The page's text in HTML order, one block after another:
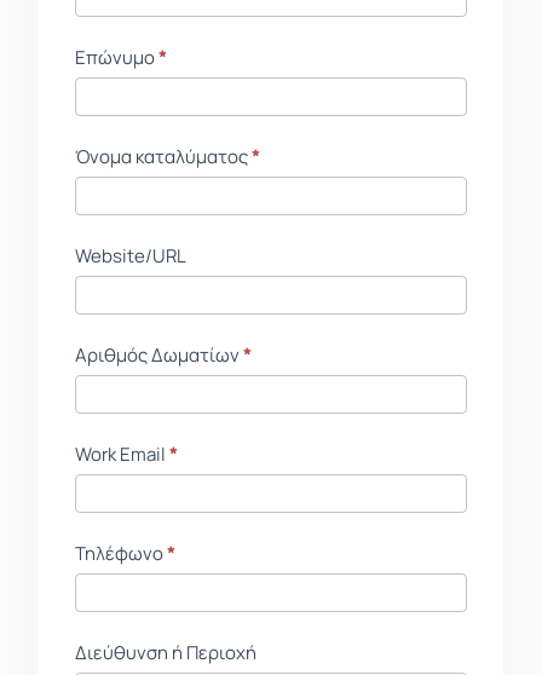
Επώνυμο*
Όνομα καταλύματος*
Website/URL
Αριθμός Δωματίων*
Work Email*
Τηλέφωνο*
Διεύθυνση ή Περιοχή
are
human,
leave
this
blank.